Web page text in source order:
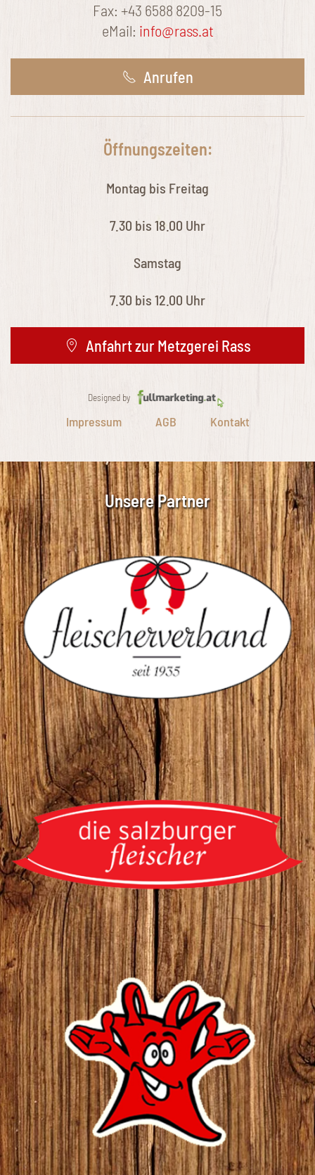
Fax: +43 6588 8209-15
eMail: info@rass.at
Anrufen
Öffnungszeiten:
Montag bis Freitag
7.30 bis 18.00 Uhr
Samstag
7.30 bis 12.00 Uhr
Anfahrt zur Metzgerei Rass
Designed by
Impressum AGB Kontakt
Unsere Partner